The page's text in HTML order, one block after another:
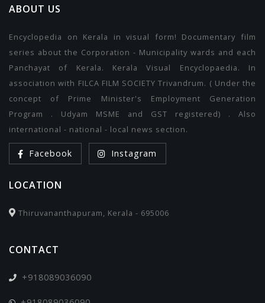
ABOUT US
Encyclopedia on Kerala in visual form! Documentary film
series about the Corporation - Municipality wards and each
Panchayat of Kerala. Kerala Visual Encyclopaedia. In
association with FILCA FILM SOCIETY Trivandrum. ( Under the
concept of Prime Minister's Employment Generation
Program . Udyam MSME and GST registered) . Also
international - national - local news section.
Facebook Instagram
LOCATION
Thiruvananthapuram, Kerala - 695006
CONTACT
+918089036090